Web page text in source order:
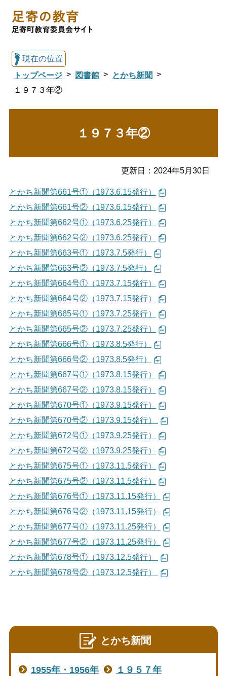
図書館 国際交流
生涯学習 文化・スポーツ
文字サイズ
標準 拡大
色合い
白 黒 黄 青
リセット
language
閉じる
現在の位置
トップページ
図書館
とかち新聞
１９７３年②
１９７３年②
更新日： 2024年5月30日
とかち新聞第661号①（1973.6.15発行）
とかち新聞第661号②（1973.6.15発行）
とかち新聞第662号①（1973.6.25発行）
とかち新聞第662号②（1973.6.25発行）
とかち新聞第663号①（1973.7.5発行）
とかち新聞第663号②（1973.7.5発行）
とかち新聞第664号①（1973.7.15発行）
とかち新聞第664号②（1973.7.15発行）
とかち新聞第665号①（1973.7.25発行）
とかち新聞第665号②（1973.7.25発行）
とかち新聞第666号①（1973.8.5発行）
とかち新聞第666号②（1973.8.5発行）
とかち新聞第667号①（1973.8.15発行）
とかち新聞第667号②（1973.8.15発行）
とかち新聞第670号①（1973.9.15発行）
とかち新聞第670号②（1973.9.15発行）
とかち新聞第672号①（1973.9.25発行）
とかち新聞第672号②（1973.9.25発行）
とかち新聞第675号①（1973.11.5発行）
とかち新聞第675号②（1973.11.5発行）
とかち新聞第676号①（1973.11.15発行）
とかち新聞第676号②（1973.11.15発行）
とかち新聞第677号①（1973.11.25発行）
とかち新聞第677号②（1973.11.25発行）
とかち新聞第678号①（1973.12.5発行）
とかち新聞第678号②（1973.12.5発行）
とかち新聞
1955年・1956年 １９５７年